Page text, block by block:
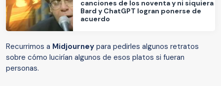
canciones de los noventa y ni siquiera
Bard y ChatGPT logran ponerse de
acuerdo
Recurrimos a Midjourney para pedirles algunos retratos
sobre cómo lucirían algunos de esos platos si fueran
personas.